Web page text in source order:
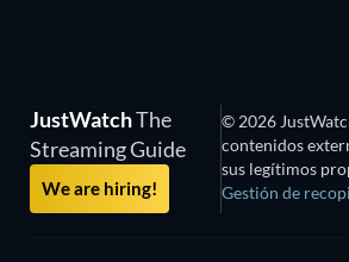
JustWatchThe
Streaming Guide
We are hiring!
© 2026
contenidos
sus legítimos
Gestión de